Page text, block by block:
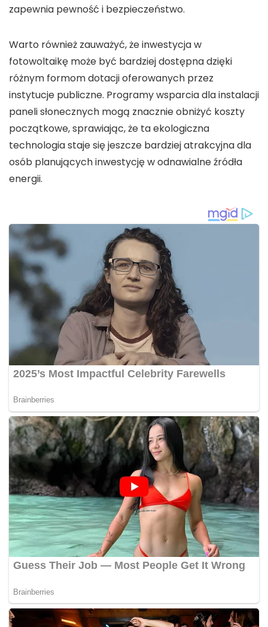
zapewnia pewność i bezpieczeństwo.
Warto również zauważyć, że inwestycja w
fotowoltaikę może być bardziej dostępna dzięki
różnym formomdotacjioferowanych przez
instytucje publiczne. Programy wsparcia dla instalacji
paneli słonecznych mogą znacznie obniżyć koszty
początkowe, sprawiając, że ta ekologiczna
technologia staje się jeszcze bardziej atrakcyjna dla
osób planujących inwestycję w odnawialne źródła
energii.